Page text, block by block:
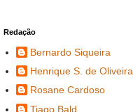
Redação
Bernardo Siqueira
Henrique S. de Oliveira
Rosane Cardoso
Tiago Bald